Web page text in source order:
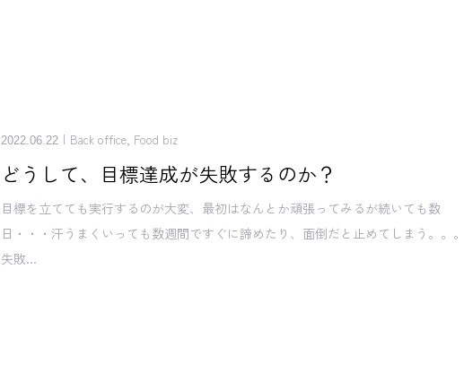
2022.06.22 Back office, Food biz
どうして、目標達成が失敗するのか？
目標を立てても実行するのが大変、最初はなんとか頑張ってみるが続いても数
日・・・汗うまくいっても数週間ですぐに諦めたり、面倒だと止めてしまう。。。
失敗...